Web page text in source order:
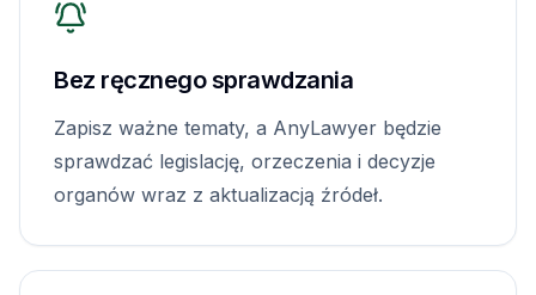
Bez ręcznego sprawdzania
Zapisz ważne tematy, a AnyLawyer będzie
sprawdzać legislację, orzeczenia i decyzje
organów wraz z aktualizacją źródeł.